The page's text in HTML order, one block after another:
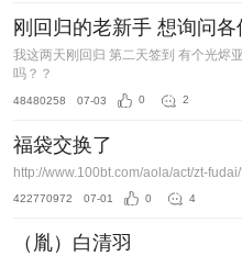
刚回归的老新手 想询问各
我这两天刚回归 第二天签到 有个光烬
吗？？
48480258 07-03 0 2
福袋交换了
http://www.100bt.com/aola/act/zt-
422770972 07-01 0 4
（胤）白清羽